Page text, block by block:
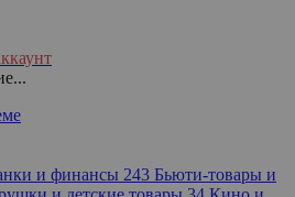
и финансы 243 Бьюти-товары и